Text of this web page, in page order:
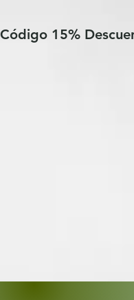
Código 15%